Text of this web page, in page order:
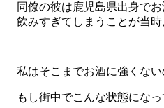
同僚の彼は鹿児島県出身で
飲みすぎてしまうことが当時
私はそこまでお酒に強くな
もし街中でこんな状態にな